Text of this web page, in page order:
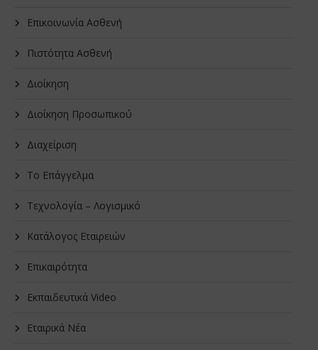
Επικοινωνία Ασθενή
Πιστότητα Ασθενή
Διοίκηση
Διοίκηση Προσωπικού
Διαχείριση
Το Επάγγελμα
Τεχνολογία – Λογισμικό
Κατάλογος Εταιρειών
Επικαιρότητα
Εκπαιδευτικά Video
Εταιρικά Νέα